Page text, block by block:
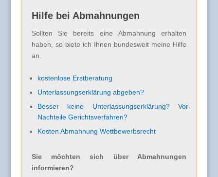
Hilfe bei Abmahnungen
Sollten Sie bereits eine Abmahnung erhalten
haben, so biete ich Ihnen bundesweit meine Hilfe
an.
kostenlose Erstberatung
Unterlassungserklärung abgeben?
Besser keine Unterlassungserklärung? Vor-
Nachteile Gerichtsverfahren?
Kosten Abmahnung Wettbewerbsrecht
Sie möchten sich über Abmahnungen
informieren?